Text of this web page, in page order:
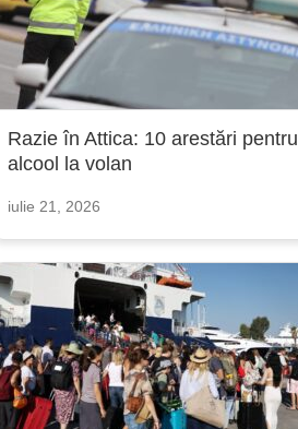
Razie în Attica: 10 arestări pentru
alcool la volan
iulie 21, 2026